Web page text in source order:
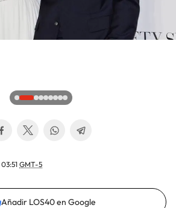
GMT-5
Añadir LOS40 en Google